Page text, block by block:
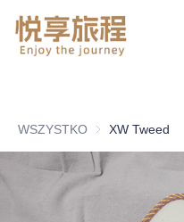
WSZYSTKO XW Tweed
产品页